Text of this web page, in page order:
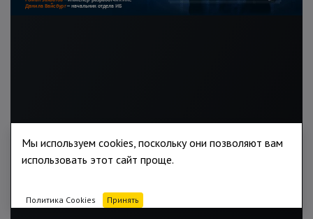
Мы используем cookies, поскольку они позволяют вам
использовать этот сайт проще.
Политика Cookies Принять